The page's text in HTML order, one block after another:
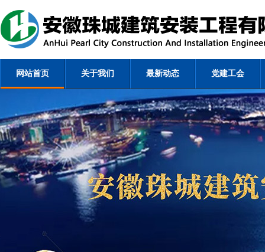
网站首页 关于我们 最新动态 党建工会